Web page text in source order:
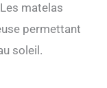
matelas
permettant
soleil.